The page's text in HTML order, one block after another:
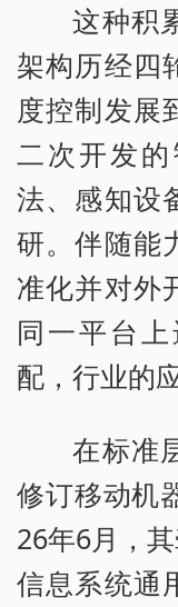
这种积
架构历经四
度控制发展
二次开发
法、感知设
研。伴随能
准化并对外
同一平台
配，行业的
在标准
修订移动机
26年6月，
信息系统通